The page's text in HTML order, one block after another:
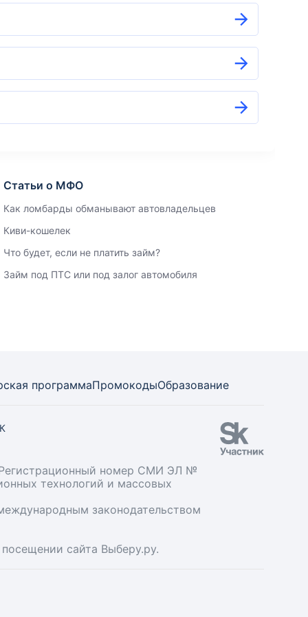
Статьи о МФО
Как ломбарды обманывают автовладельцев
Киви-кошелек
Что будет, если не платить займ?
Займ под ПТС или под залог автомобиля
программаПромокодыОбразование
Регистрационный номер СМИ ЭЛ №
технологий и массовых
законодательством
сайта Выберу.ру.